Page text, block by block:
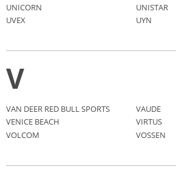
UNICORN
UNISTAR
UVEX
UYN
V
VAN DEER RED BULL SPORTS
VAUDE
VENICE BEACH
VIRTUS
VOLCOM
VOSSEN